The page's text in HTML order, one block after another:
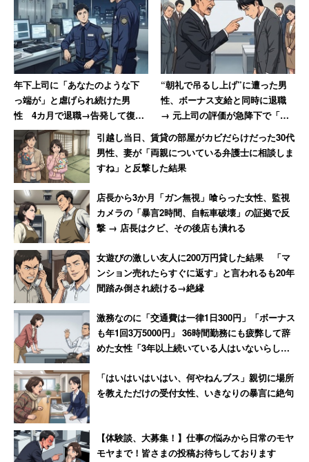
年下上司に「あなたのような下
っ端が」と虐げられ続けた男
性 4カ月で退職→告発して復讐
を果たすまで【前編】
“朝礼で吊るし上げ”に遭った男
性、ボーナス支給と同時に退職
→ 元上司の評価が急降下で「ザ
マアミロと思いました」
引越し当日、賃貸の部屋がカビだらけだった30代
男性、妻が「両親についている弁護士に相談しま
すね」と反撃した結果
店長から3か月「ガン無視」喰らった女性、監視
カメラの「暴言2時間、自転車破壊」の証拠で反
撃 → 店長はクビ、その後店も潰れる
女遊びの激しい友人に200万円貸した結果 「マ
ンション売れたらすぐに返す」と言われるも20年
間踏み倒され続ける→絶縁
激務なのに「交通費は一律1日300円」「ボーナス
も年1回3万5000円」 36時間勤務にも疲弊して辞
めた女性「3年以上続いている人はいないらし
「はいはいはいはい、何やねんブス」親切に場所
を教えただけの受付女性、いきなりの暴言に絶句
【体験談、大募集！】仕事の悩みから日常のモヤ
モヤまで！皆さまの投稿お待ちしております